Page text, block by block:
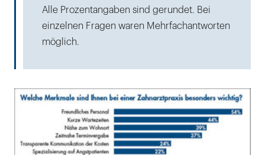
Alle Prozentangaben sind gerundet. Bei
einzelnen Fragen waren Mehrfachantworten
möglich.